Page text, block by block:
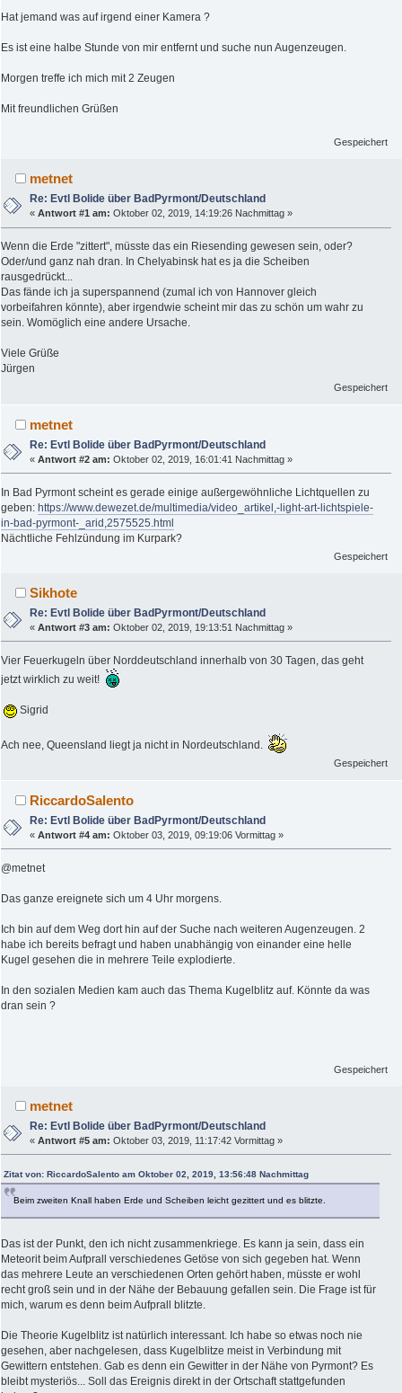
Hat jemand was auf irgend einer Kamera ?
Es ist eine halbe Stunde von mir entfernt und suche nun Augenzeugen.
Morgen treffe ich mich mit 2 Zeugen
Mit freundlichen Grüßen
Gespeichert
metnet
Re: Evtl Bolide über BadPyrmont/Deutschland
«Antwort #1 am: Oktober 02, 2019, 14:19:26 Nachmittag »
Wenn die Erde "zittert", müsste das ein Riesending gewesen sein, oder?
Oder/und ganz nah dran. In Chelyabinsk hat es ja die Scheiben
rausgedrückt...
Das fände ich ja superspannend (zumal ich von Hannover gleich
vorbeifahren könnte), aber irgendwie scheint mir das zu schön um wahr zu
sein. Womöglich eine andere Ursache.
Viele Grüße
Jürgen
Gespeichert
metnet
Re: Evtl Bolide über BadPyrmont/Deutschland
«Antwort #2 am: Oktober 02, 2019, 16:01:41 Nachmittag »
In Bad Pyrmont scheint es gerade einige außergewöhnliche Lichtquellen zu
geben: https://www.dewezet.de/multimedia/video_artikel,-light-art-lichtspiele-
in-bad-pyrmont-_arid,2575525.html
Nächtliche Fehlzündung im Kurpark?
Gespeichert
Sikhote
Re: Evtl Bolide über BadPyrmont/Deutschland
«Antwort #3 am: Oktober 02, 2019, 19:13:51 Nachmittag »
Vier Feuerkugeln über Norddeutschland innerhalb von 30 Tagen, das geht
jetzt wirklich zu weit!
Sigrid
Ach nee, Queensland liegt ja nicht in Nordeutschland.
Gespeichert
RiccardoSalento
Re: Evtl Bolide über BadPyrmont/Deutschland
«Antwort #4 am: Oktober 03, 2019, 09:19:06 Vormittag »
@metnet
Das ganze ereignete sich um 4 Uhr morgens.
Ich bin auf dem Weg dort hin auf der Suche nach weiteren Augenzeugen. 2
habe ich bereits befragt und haben unabhängig von einander eine helle
Kugel gesehen die in mehrere Teile explodierte.
In den sozialen Medien kam auch das Thema Kugelblitz auf. Könnte da was
dran sein ?
Gespeichert
metnet
Re: Evtl Bolide über BadPyrmont/Deutschland
«Antwort #5 am: Oktober 03, 2019, 11:17:42 Vormittag »
Zitat von: RiccardoSalento am Oktober 02, 2019, 13:56:48 Nachmittag
Beim zweiten Knall haben Erde und Scheiben leicht gezittert und es blitzte.
Das ist der Punkt, den ich nicht zusammenkriege. Es kann ja sein, dass ein
Meteorit beim Aufprall verschiedenes Getöse von sich gegeben hat. Wenn
das mehrere Leute an verschiedenen Orten gehört haben, müsste er wohl
recht groß sein und in der Nähe der Bebauung gefallen sein. Die Frage ist für
mich, warum es denn beim Aufprall blitzte.
Die Theorie Kugelblitz ist natürlich interessant. Ich habe so etwas noch nie
gesehen, aber nachgelesen, dass Kugelblitze meist in Verbindung mit
Gewittern entstehen. Gab es denn ein Gewitter in der Nähe von Pyrmont? Es
bleibt mysteriös... Soll das Ereignis direkt in der Ortschaft stattgefunden